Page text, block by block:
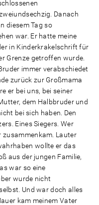
Danach
diesem Tag so
war. Er hatte meine
in Kinderkrakelschrift für
Grenze getroffen wurde.
immer verabschiedet
zurück zur Großmama
er bei uns, bei seiner
dem Halbbruder und
bei sich haben. Den
Eines Siegers. Wer
zusammenkam. Lauter
wollte er das
aus der jungen Familie,
war so eine
wurde nicht
Und war doch alles
kam meinem Vater